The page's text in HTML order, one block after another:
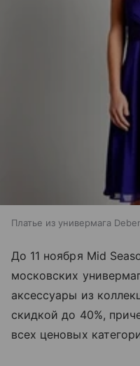
Платье из универмага
До 11 ноября Mid
московских
аксессуары из
скидкой до 40%,
всех ценовых